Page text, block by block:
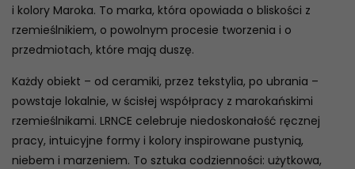
i kolory Maroka. To marka, która opowiada o bliskości z
rzemieślnikiem, o powolnym procesie tworzenia i o
przedmiotach, które mają duszę.
Każdy obiekt – od ceramiki, przez tekstylia, po ubrania –
powstaje lokalnie, w ścisłej współpracy z marokańskimi
rzemieślnikami. LRNCE celebruje niedoskonałość ręcznej
pracy, intuicyjne formy i kolory inspirowane pustynią,
niebem i marzeniem. To sztuka codzienności: użytkowa,